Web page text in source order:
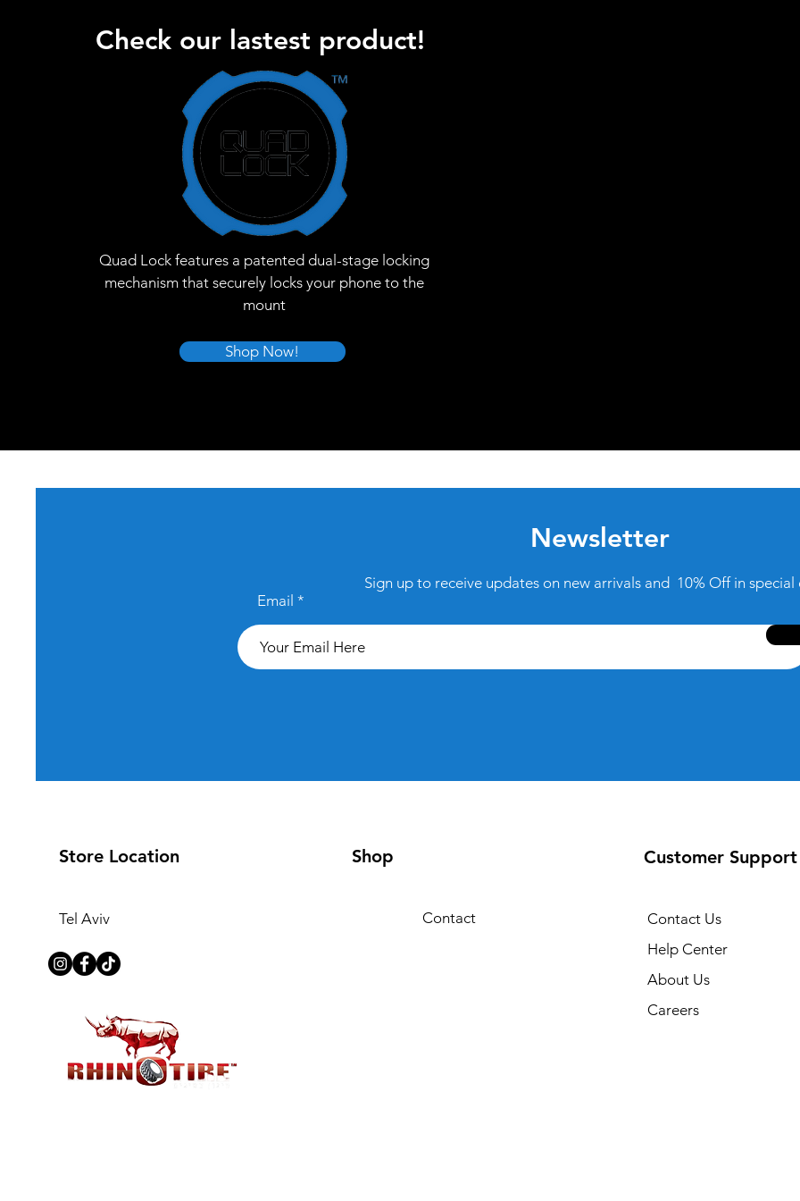
Check our lastest product!
Quad Lock features a patented dual-stage locking
mechanism that securely locks your phone to the
mount
Shop Now!
Newsletter
Sign up to receive updates on new arrivals and 10% Off in special
Email
Store Location
Tel Aviv
Shop
Contact
Customer Support
Contact Us
Help Center
About Us
Careers